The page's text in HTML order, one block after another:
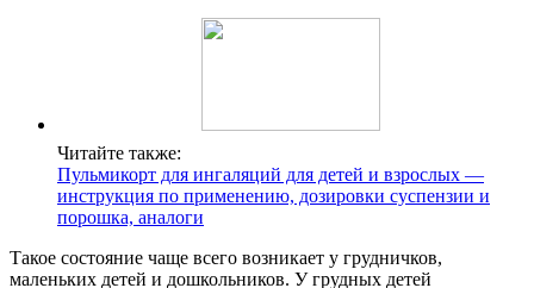
Читайте также:
Пульмикорт для ингаляций для детей и взрослых —
инструкция по применению, дозировки суспензии и
порошка, аналоги
Такое состояние чаще всего возникает у грудничков,
маленьких детей и дошкольников. У грудных детей